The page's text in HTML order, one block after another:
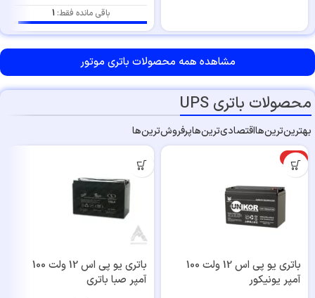
باقی مانده فقط: 1
مشاهده همه محصولات باتری‌ موتور
محصولات باتری UPS
بهترین‌ترین‌هااقتصادی‌ترین‌هاپرفروش‌ترین‌ها
ویژه
باتری یو پی اس 12 ولت 100
آمپر یونیکور
باتری یو پی اس 12 ولت 100
آمپر صبا باتری